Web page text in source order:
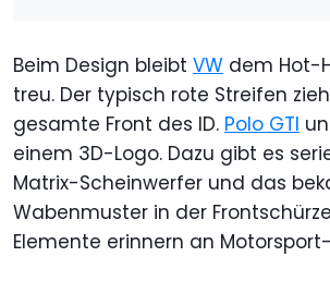
Beim Design bleibt VW dem Hot-
treu. Der typisch rote Streifen
gesamte Front des ID. Polo GTI
einem 3D-Logo. Dazu gibt es
Matrix-Scheinwerfer und das
Wabenmuster in der
Elemente erinnern an